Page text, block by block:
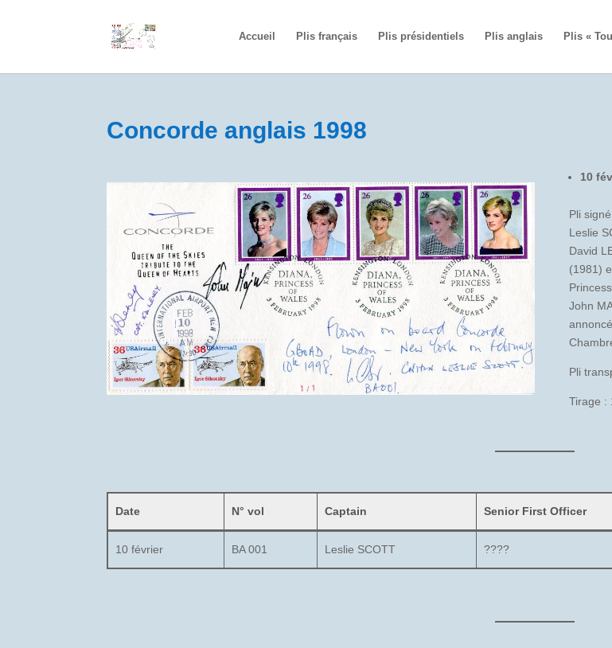
Accueil Plis français Plis présidentiels Plis anglais Plis «
Concorde anglais 1998
10
Pli
Leslie
David
(1981)
John
Pli
Tirage :
Date N° vol Captain Senior First Officer
10 février BA 001 Leslie SCOTT ????